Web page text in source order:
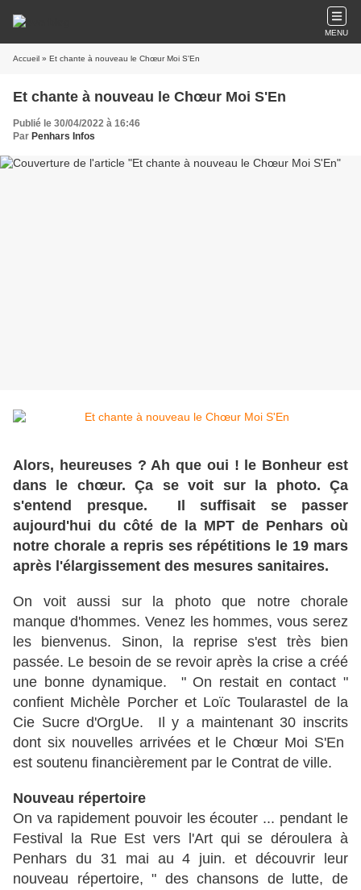
MENU
Accueil » Et chante à nouveau le Chœur Moi S'En
Et chante à nouveau le Chœur Moi S'En
Publié le 30/04/2022 à 16:46
Par Penhars Infos
Alors, heureuses ? Ah que oui ! le Bonheur est
dans le chœur. Ça se voit sur la photo. Ça
s'entend presque. Il suffisait se passer
aujourd'hui du côté de la MPT de Penhars où
notre chorale a repris ses répétitions le 19 mars
après l'élargissement des mesures sanitaires.
On voit aussi sur la photo que notre chorale
manque d'hommes. Venez les hommes, vous serez
les bienvenus. Sinon, la reprise s'est très bien
passée. Le besoin de se revoir après la crise a créé
une bonne dynamique. " On restait en contact "
confient Michèle Porcher et Loïc Toularastel de la
Cie Sucre d'OrgUe. Il y a maintenant 30 inscrits
dont six nouvelles arrivées et le Chœur Moi S'En
est soutenu financièrement par le Contrat de ville.
Nouveau répertoire
On va rapidement pouvoir les écouter ... pendant le
Festival la Rue Est vers l'Art qui se déroulera à
Penhars du 31 mai au 4 juin. et découvrir leur
nouveau répertoire, " des chansons de lutte, de